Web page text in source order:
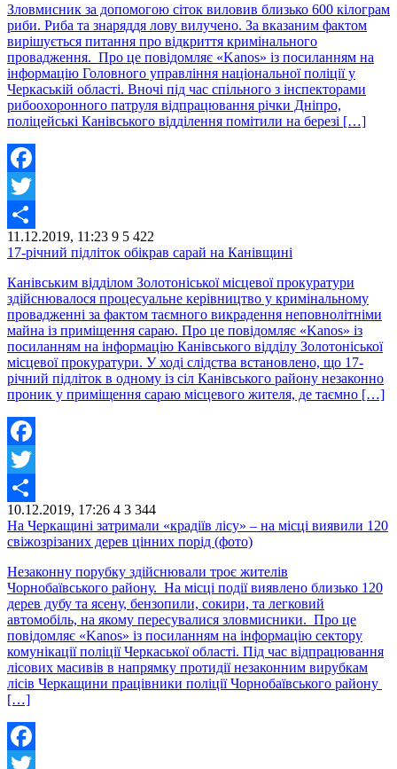
Зловмисник за допомогою сіток виловив близько 600 кілограм
риби. Риба та знаряддя лову вилучено. За вказаним фактом
вирішується питання про відкриття кримінального
провадження. Про це повідомляє «Kanos» із посиланням на
інформацію Головного управління національної поліції у
Черкаській області. Вночі під час спільного з інспекторами
рибоохоронного патруля відпрацювання річки Дніпро,
поліцейські Канівського відділення помітили на березі […]
Facebook
Twitter
Share
11.12.2019, 11:23 9 5 422
17-річний підліток обікрав сарай на Канівщині
Канівським відділом Золотоніської місцевої прокуратури
здійснювалося процесуальне керівництво у кримінальному
провадженні за фактом таємного викрадення неповнолітніми
майна із приміщення сараю. Про це повідомляє «Kanos» із
посиланням на інформацію Канівського відділу Золотоніської
місцевої прокуратури. У ході слідства встановлено, що 17-
річний підліток в одному із сіл Канівського району незаконно
проник у приміщення сараю місцевого жителя, де таємно […]
Facebook
Twitter
Share
10.12.2019, 17:26 4 3 344
На Черкащині затримали «крадіїв лісу» – на місці виявили 120
свіжозрізаних дерев цінних порід (фото)
Незаконну порубку здійснювали троє жителів
Чорнобаївського району. На місці події виявлено близько 120
дерев дубу та ясену, бензопили, сокири, та легковий
автомобіль, на якому пересувалися зловмисники. Про це
повідомляє «Kanos» із посиланням на інформацію сектору
комунікації поліції Черкаської області. Під час відпрацювання
лісових масивів в напрямку протидії незаконним вирубкам
лісів Черкащини працівники поліції Чорнобаївського району
[…]
Facebook